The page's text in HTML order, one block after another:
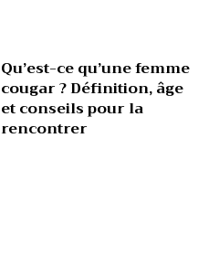
Qu’est-ce qu’une femme
cougar ? Définition, âge
et conseils pour la
rencontrer